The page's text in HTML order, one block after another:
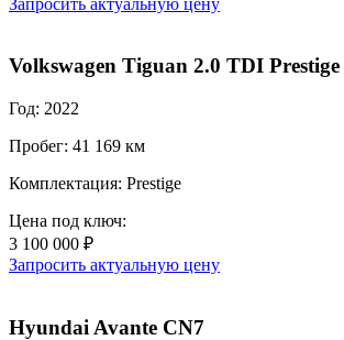
Volkswagen Tiguan 2.0 TDI Prestige
Год: 2022
Пробег: 41 169 км
Комплектация: Prestige
Цена под ключ:
3 100 000 ₽
Запросить актуальную цену
Hyundai Avante CN7